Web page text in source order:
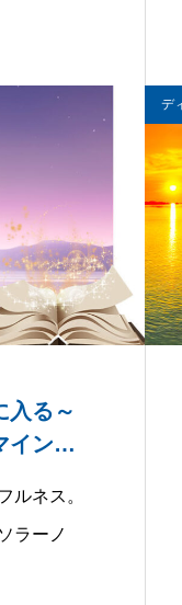
入る～
インド
ルネス。
ラーノ
デ